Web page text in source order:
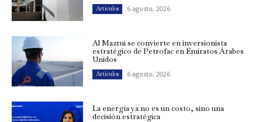
Artículos 6 agosto, 2026
Al Mazrui se convierte en inversionista
estratégico de Petrofac en Emiratos Árabes
Unidos
Artículos 6 agosto, 2026
La energía ya no es un costo, sino una
decisión estratégica